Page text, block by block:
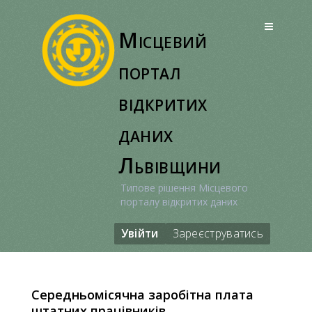
Місцевий
портал
відкритих
даних
Львівщини
Типове рішення Місцевого
порталу відкритих даних
Увійти Зареєструватись
Середньомісячна заробітна плата